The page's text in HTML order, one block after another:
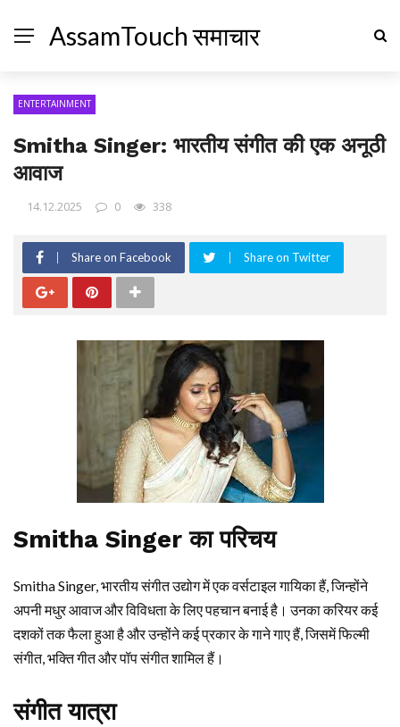
AssamTouch समाचार
ENTERTAINMENT
Smitha Singer: भारतीय संगीत की एक अनूठी
आवाज
14.12.2025 0 338
Share on Facebook Share on Twitter
Smitha Singer का परिचय
Smitha Singer, भारतीय संगीत उद्योग में एक वर्सटाइल गायिका हैं, जिन्होंने
अपनी मधुर आवाज और विविधता के लिए पहचान बनाई है। उनका करियर कई
दशकों तक फैला हुआ है और उन्होंने कई प्रकार के गाने गाए हैं, जिसमें फिल्मी
संगीत, भक्ति गीत और पॉप संगीत शामिल हैं।
संगीत यात्रा